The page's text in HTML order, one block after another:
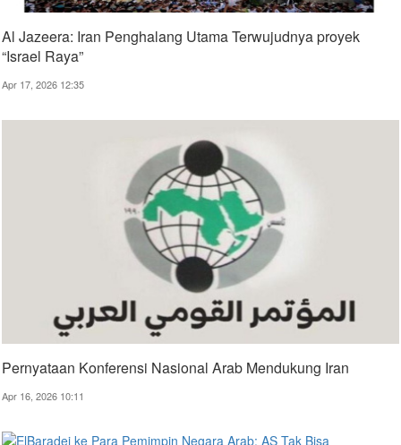
Al Jazeera: Iran Penghalang Utama Terwujudnya proyek
“Israel Raya”
Apr 17, 2026 12:35
Pernyataan Konferensi Nasional Arab Mendukung Iran
Apr 16, 2026 10:11